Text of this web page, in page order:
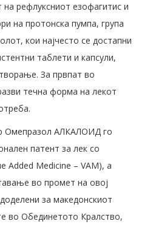
рефлуксниот езофагитис и
на протонска пумпа, група
кои најчесто се достапни
таблети и капсули,
За првпат во
течна форма на лекот
Омепразол АЛКАЛОИД го
патент за лек со
Added Medicine – VAM), а
во промет на овој
за македонскиот
во Обединетото Кралство,